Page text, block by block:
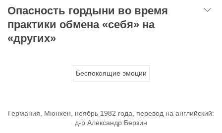
Опасность гордыни во время
практики обмена «себя» на
«других»
Беспокоящие эмоции
Германия, Мюнхен, ноябрь 1982 года, перевод на английский:
д-р Александр Берзин